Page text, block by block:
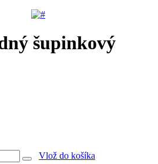
šupinkový
Vlož do košíka